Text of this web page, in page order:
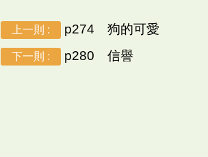
上一則 : p274 狗的可愛
下一則 : p280 信譽